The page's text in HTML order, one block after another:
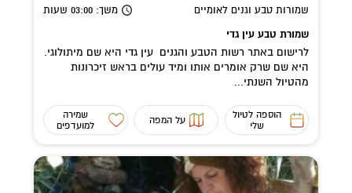
שמורות טבע וגנים לאומיים משך: 03:00 שעות
שמורת טבע עין גדי
לרישום באתר רשות הטבע והגנים עין גדי היא שם מיתולוגי.
היא שם שרק אומרים אותו ומיד עולים בראש זיכרונות
מהטיול השנתי...
הוספה לטיול
שלי
על המפה
שמירה
למועדפים